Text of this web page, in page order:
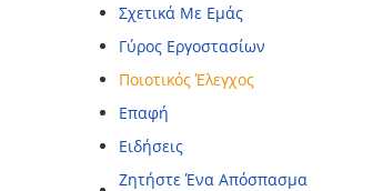
Σχετικά Με Εμάς
Γύρος Εργοστασίων
Ποιοτικός Έλεγχος
Επαφή
Ειδήσεις
Ζητήστε Ένα Απόσπασμα